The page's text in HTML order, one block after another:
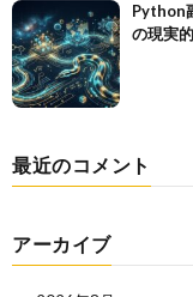
Python
の現実
最近のコメント
アーカイブ